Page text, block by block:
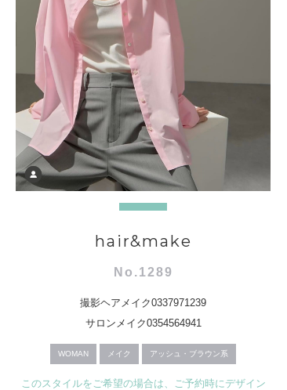
hair&make
No.1289
撮影ヘアメイク0337971239
サロンメイク0354564941
WOMAN メイク アッシュ・ブラウン系
このスタイルをご希望の場合は、ご予約時にデザイン